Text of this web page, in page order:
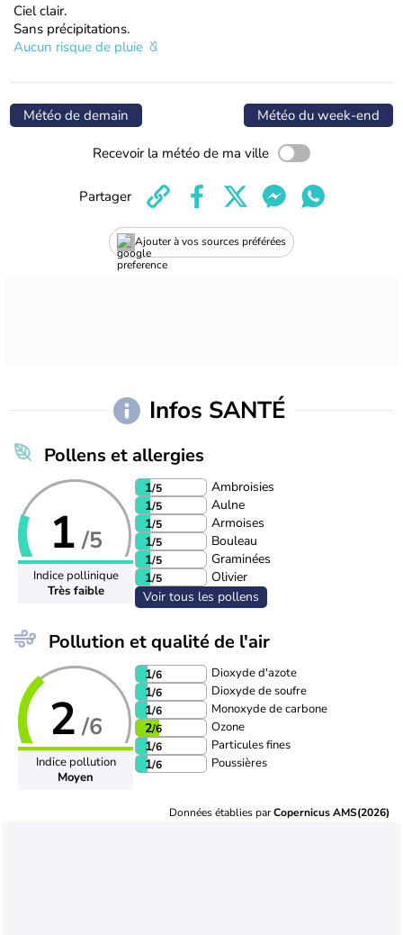
Ciel clair.
Sans précipitations.
Aucun risque de pluie
Météo de demain Météo du week-end
Recevoir la météo de ma ville
Ajouter à vos sources préférées
Partager
Infos SANTÉ
Pollens et allergies
1 /5
Indice pollinique
Très faible
1/5
Ambroisies
1/5
Aulne
1/5
Armoises
1/5
Bouleau
1/5
Graminées
1/5
Olivier
Voir tous les pollens
Pollution et qualité de l'air
2 /6
Indice pollution
Moyen
1/6 Dioxyde d'azote
1/6 Dioxyde de soufre
1/6 Monoxyde de carbone
2/6 Ozone
1/6 Particules fines
1/6 Poussières
Données établies parCopernicus AMS(2026)